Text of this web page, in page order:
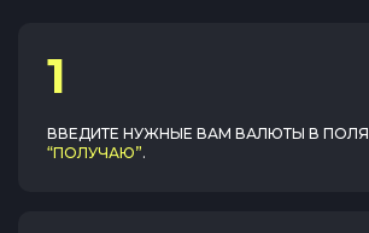
1
ВВЕДИТЕ НУЖНЫЕ ВАМ ВАЛЮТЫ В ПОЛЯ
“ПОЛУЧАЮ”.